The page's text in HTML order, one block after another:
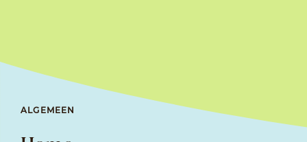
ALGEMEEN